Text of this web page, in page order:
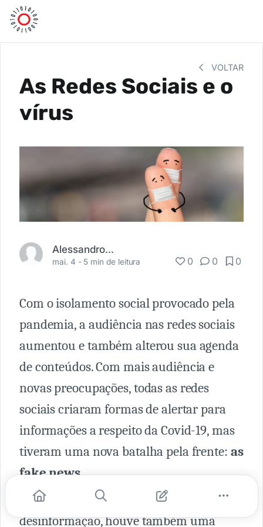
VOLTAR
As Redes Sociais e o
vírus
Alessandro Paveloski
mai. 4 - 5 min de leitura 0 0 0
Com o isolamento social provocado pela
pandemia, a audiência nas redes sociais
aumentou e também alterou sua agenda
de conteúdos. Com mais audiência e
novas preocupações, todas as redes
sociais criaram formas de alertar para
informações a respeito da Covid-19, mas
tiveram uma nova batalha pela frente: as
fake news.
Porém, além da guerra da
desinformação, houve também uma